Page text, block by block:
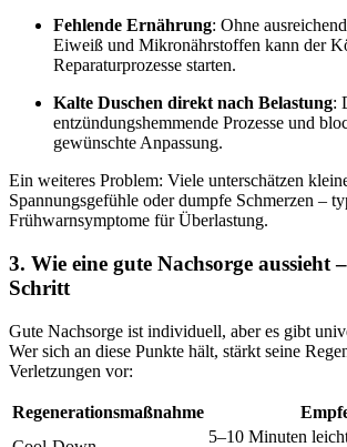
Fehlende Ernährung: Ohne
Eiweiß und Mikronährstoffen kann der
Reparaturprozesse starten.
Kalte Duschen direkt nach Belastung:
entzündungshemmende Prozesse und
gewünschte Anpassung.
Ein weiteres Problem: Viele unterschätzen
Spannungsgefühle oder dumpfe Schmerzen –
Frühwarnsymptome für Überlastung.
3. Wie eine gute Nachsorge aussieht
Schritt
Gute Nachsorge ist individuell, aber es gibt
Wer sich an diese Punkte hält, stärkt seine
Verletzungen vor:
Regenerationsmaßnahme
5–10 Minuten